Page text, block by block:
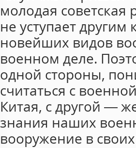
молодая советская
не уступает другим
новейших видов
военном деле.
одной стороны,
считаться с
Китая, с другой —
знания наших
вооружение в